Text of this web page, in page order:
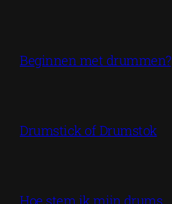
Beginnen met drummen?
Drumstick of Drumstok